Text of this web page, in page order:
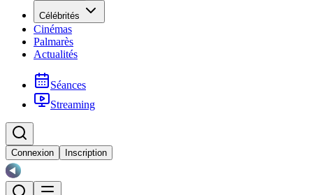
Célébrités
Cinémas
Palmarès
Actualités
Séances
Streaming
Connexion Inscription